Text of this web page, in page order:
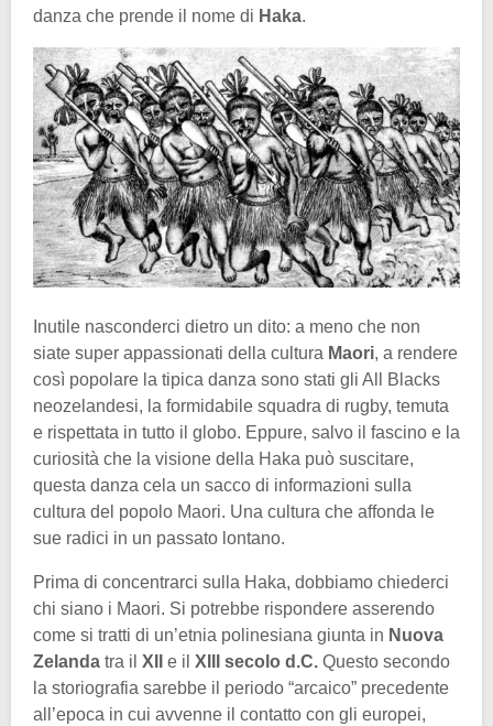
danza che prende il nome di Haka.
Inutile nasconderci dietro un dito: a meno che non
siate super appassionati della cultura Maori, a rendere
così popolare la tipica danza sono stati gli All Blacks
neozelandesi, la formidabile squadra di rugby, temuta
e rispettata in tutto il globo. Eppure, salvo il fascino e la
curiosità che la visione della Haka può suscitare,
questa danza cela un sacco di informazioni sulla
cultura del popolo Maori. Una cultura che affonda le
sue radici in un passato lontano.
Prima di concentrarci sulla Haka, dobbiamo chiederci
chi siano i Maori. Si potrebbe rispondere asserendo
come si tratti di un’etnia polinesiana giunta in Nuova
Zelanda tra il XII e il XIII secolo d.C. Questo secondo
la storiografia sarebbe il periodo “arcaico” precedente
all’epoca in cui avvenne il contatto con gli europei,